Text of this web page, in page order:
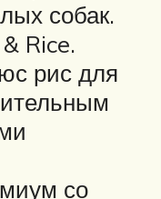
собак.
Rice.
рис для
со